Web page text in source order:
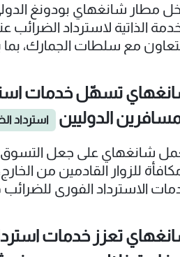
مطار شانغهاي بودونغ
الذاتية لاسترداد الضرائب
مع سلطات الجمارك،
قبل مغادرة الصين.
تسهّل خدمات
الدوليين
استرداد
شانغهاي على جعل التسوق
للزوار القادمين من
الاسترداد الفوري
تعزز خدمات